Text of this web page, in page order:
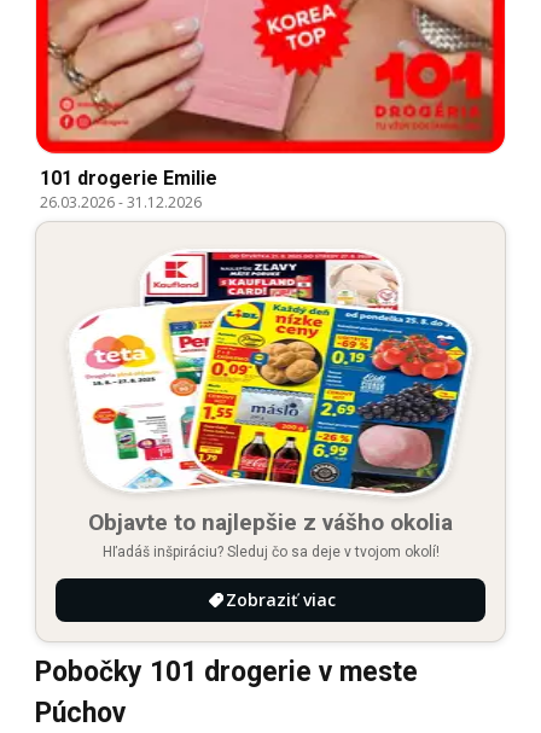
101 drogerie Emilie
26.03.2026-31.12.2026
Objavte to najlepšie z vášho okolia
Hľadáš inšpiráciu? Sleduj čo sa deje v tvojom okolí!
Zobraziť viac
Pobočky 101 drogerie v meste
Púchov